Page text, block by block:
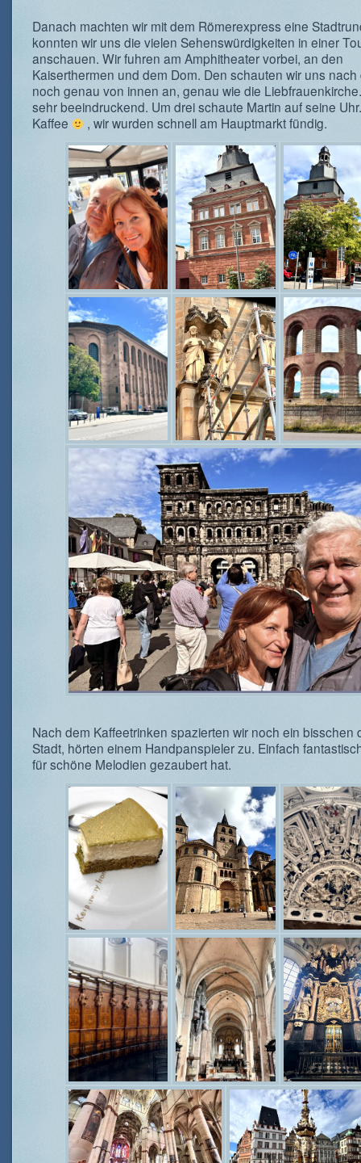
Danach machten wir mit dem Römerexpress eine
konnten wir uns die vielen Sehenswürdigkeiten in einer
anschauen. Wir fuhren am Amphitheater vorbei, an den
Kaiserthermen und dem Dom. Den schauten wir uns nach
noch genau von innen an, genau wie die
sehr beeindruckend. Um drei schaute Martin auf seine
Kaffee
, wir wurden schnell am Hauptmarkt fündig.
Nach dem Kaffeetrinken spazierten wir noch ein bisschen
Stadt, hörten einem Handpanspieler zu. Einfach
für schöne Melodien gezaubert hat.